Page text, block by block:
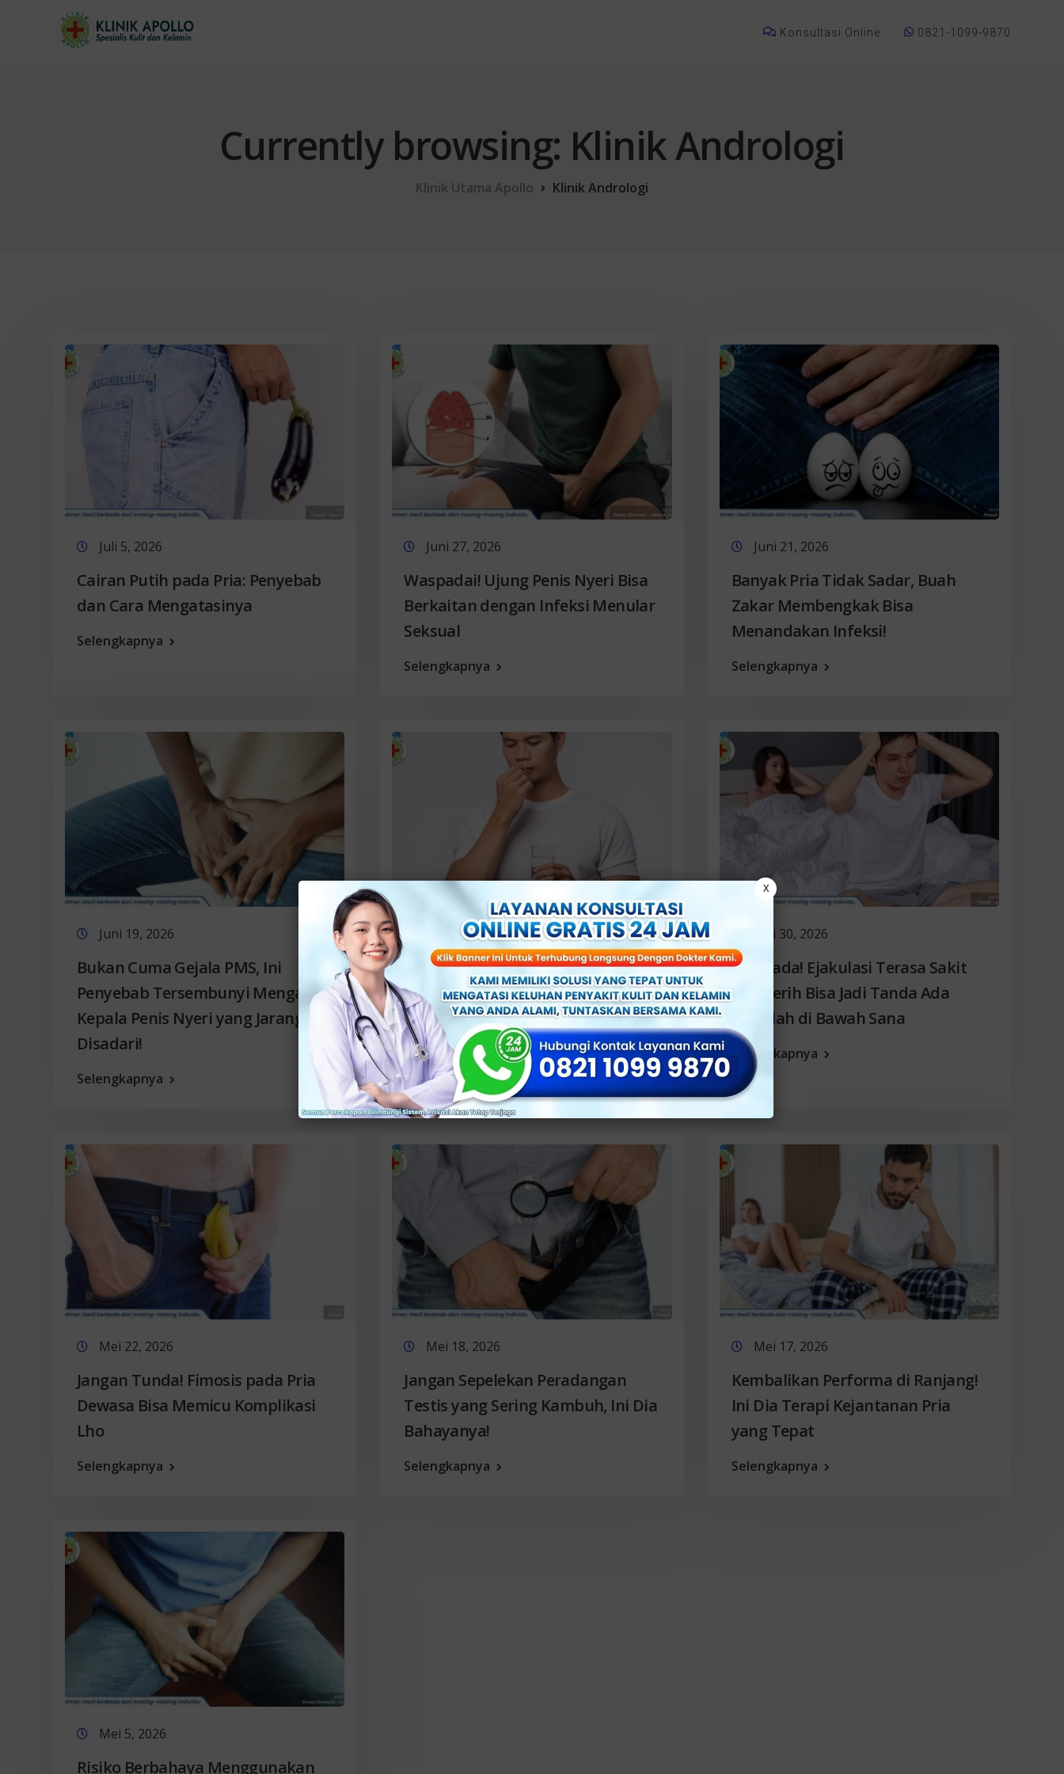
Konsultasi Online 0821-1099-9870
Currently browsing: Klinik Andrologi
Klinik Utama Apollo Klinik Andrologi
Juli 5, 2026
Cairan Putih pada Pria: Penyebab
dan Cara Mengatasinya
Selengkapnya
Juni 27, 2026
Waspadai! Ujung Penis Nyeri Bisa
Berkaitan dengan Infeksi Menular
Seksual
Selengkapnya
Juni 21, 2026
Banyak Pria Tidak Sadar, Buah
Zakar Membengkak Bisa
Menandakan Infeksi!
Selengkapnya
Juni 19, 2026
Bukan Cuma Gejala PMS, Ini
Penyebab Tersembunyi Mengapa
Kepala Penis Nyeri yang Jarang
Disadari!
Selengkapnya
Juni 16, 2026
Waspada! Salah Memilih Obat
Radang Kemaluan Pria Bisa
Memperparah Kondisi
Selengkapnya
Mei 30, 2026
Waspada! Ejakulasi Terasa Sakit
dan Perih Bisa Jadi Tanda Ada
Masalah di Bawah Sana
Selengkapnya
Mei 22, 2026
Jangan Tunda! Fimosis pada Pria
Dewasa Bisa Memicu Komplikasi
Lho
Selengkapnya
Mei 18, 2026
Jangan Sepelekan Peradangan
Testis yang Sering Kambuh, Ini Dia
Bahayanya!
Selengkapnya
Mei 17, 2026
Kembalikan Performa di Ranjang!
Ini Dia Terapi Kejantanan Pria
yang Tepat
Selengkapnya
Mei 5, 2026
Risiko Berbahaya Menggunakan
X